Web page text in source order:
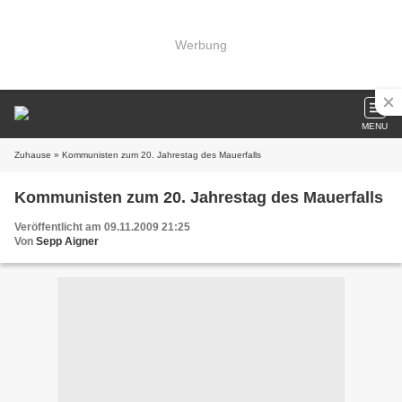
Werbung
MENU
Zuhause » Kommunisten zum 20. Jahrestag des Mauerfalls
Kommunisten zum 20. Jahrestag des Mauerfalls
Veröffentlicht am 09.11.2009 21:25
Von Sepp Aigner